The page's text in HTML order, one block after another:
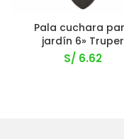
Pala cuchara
jardín 6» Truper
S/ 6.62